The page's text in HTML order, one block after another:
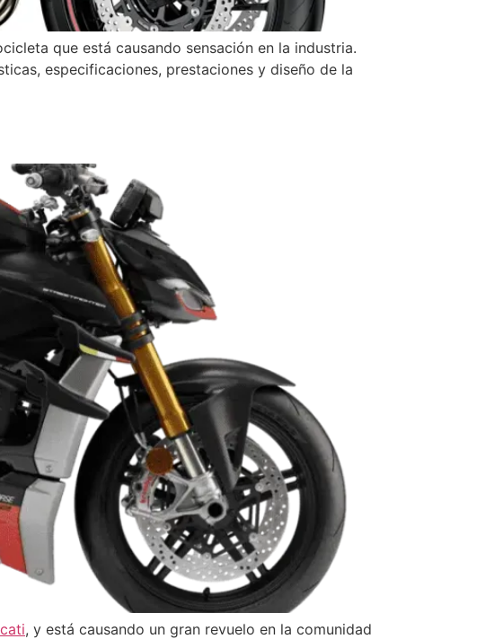
que está causando sensación en la industria.
especificaciones, prestaciones y diseño de la
, y está causando un gran revuelo en la comunidad